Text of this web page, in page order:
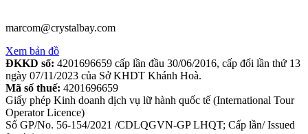
marcom@crystalbay.com
Xem bản đồ
ĐKKD số: 4201696659 cấp lần đầu 30/06/2016, cấp đổi lần thứ 13
ngày 07/11/2023 của Sở KHDT Khánh Hoà.
Mã số thuế: 4201696659
Giấy phép Kinh doanh dịch vụ lữ hành quốc tế (International Tour
Operator Licence)
Số GP/No. 56-154/2021 /CDLQGVN-GP LHQT; Cấp lần/ Issued